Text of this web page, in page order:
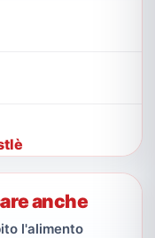
anche
l'alimento